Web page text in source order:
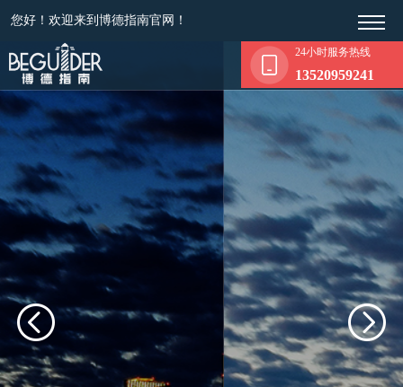
您好！欢迎来到博德指南官网！
24小时服务热线
13520959241